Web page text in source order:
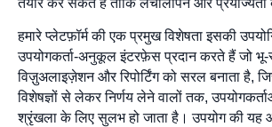
हमारे प्लेटफ़ॉर्म की एक प्रमुख विशेषता इसकी
उपयोगकर्ता-अनुकूल इंटरफ़ेस प्रदान करते हैं जो
विज़ुअलाइज़ेशन और रिपोर्टिंग को सरल बनाता है,
विशेषज्ञों से लेकर निर्णय लेने वालों तक,
श्रृंखला के लिए सुलभ हो जाता है। उपयोग की यह